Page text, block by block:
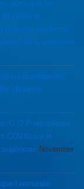
alors que les
l’ADN et
nouvelle pandémie
boost de la vieillesse
via la médecine
cliniques
G.O.P républicain
COVID sur le
November
l’immunité